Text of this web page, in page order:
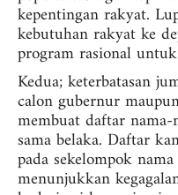
kepentingan rakyat.
kebutuhan rakyat ke
program rasional
Kedua; keterbatasan
calon gubernur
membuat daftar
sama belaka. Daftar
pada sekelompok
menunjukkan